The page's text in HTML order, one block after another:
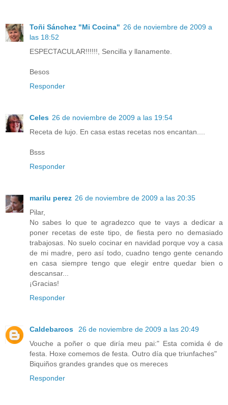
Toñi Sánchez "Mi Cocina" 26 de noviembre de 2009 a
las 18:52
ESPECTACULAR!!!!!!, Sencilla y llanamente.
Besos
Responder
Celes 26 de noviembre de 2009 a las 19:54
Receta de lujo. En casa estas recetas nos encantan....
Bsss
Responder
marilu perez 26 de noviembre de 2009 a las 20:35
Pilar,
No sabes lo que te agradezco que te vays a dedicar a
poner recetas de este tipo, de fiesta pero no demasiado
trabajosas. No suelo cocinar en navidad porque voy a casa
de mi madre, pero así todo, cuadno tengo gente cenando
en casa siempre tengo que elegir entre quedar bien o
descansar...
¡Gracias!
Responder
Caldebarcos
26 de noviembre de 2009 a las 20:49
Vouche a poñer o que diría meu pai:" Esta comida é de
festa. Hoxe comemos de festa. Outro día que triunfaches"
Biquiños grandes grandes que os mereces
Responder